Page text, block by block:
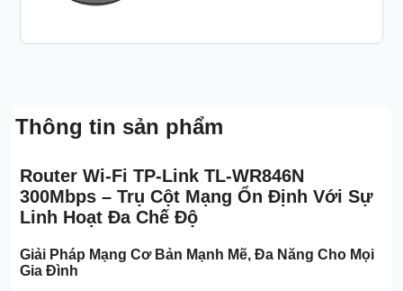
Thông tin sản phẩm
Router Wi-Fi TP-Link TL-WR846N
300Mbps – Trụ Cột Mạng Ổn Định Với Sự
Linh Hoạt Đa Chế Độ
Giải Pháp Mạng Cơ Bản Mạnh Mẽ, Đa Năng Cho Mọi
Gia Đình